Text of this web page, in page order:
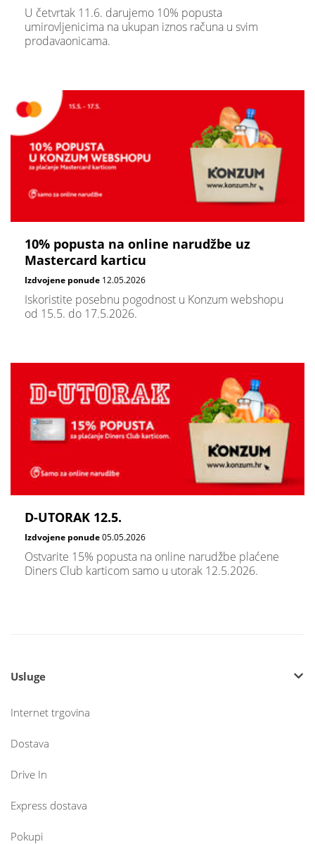
U četvrtak 11.6. darujemo 10% popusta
umirovljenicima na ukupan iznos računa u svim
prodavaonicama.
10% popusta na online narudžbe uz
Mastercard karticu
Izdvojene ponude 12.05.2026
Iskoristite posebnu pogodnost u Konzum webshopu
od 15.5. do 17.5.2026.
D-UTORAK 12.5.
Izdvojene ponude05.05.2026
Ostvarite 15% popusta na online narudžbe plaćene
Diners Club karticom samo u utorak 12.5.2026.
Usluge
Internet trgovina
Dostava
Drive In
Express dostava
Pokupi